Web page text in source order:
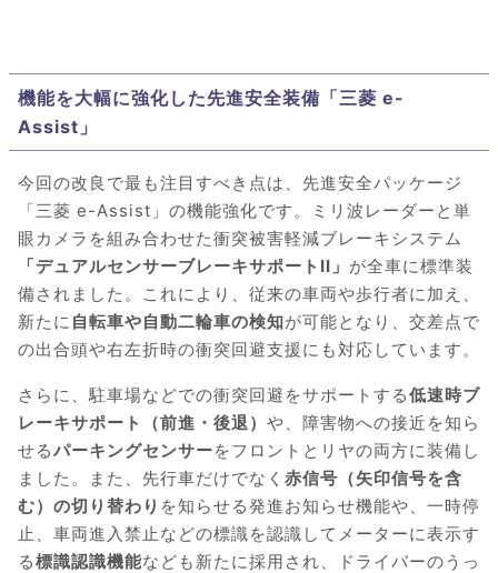
機能を大幅に強化した先進安全装備「三菱 e-
Assist」
今回の改良で最も注目すべき点は、先進安全パッケージ
「三菱 e-Assist」の機能強化です。ミリ波レーダーと単
眼カメラを組み合わせた衝突被害軽減ブレーキシステム
「デュアルセンサーブレーキサポートII」 が全車に標準装
備されました。これにより、従来の車両や歩行者に加え、
新たに 自転車や自動二輪車の検知が可能となり、交差点で
の出合頭や右左折時の衝突回避支援にも対応しています。
さらに、駐車場などでの衝突回避をサポートする低速時ブ
レーキサポート（前進・後退） や、障害物への接近を知ら
せるパーキングセンサーをフロントとリヤの両方に装備し
ました。また、先行車だけでなく 赤信号（矢印信号を含
む）の切り替わり を知らせる発進お知らせ機能や、一時停
止、車両進入禁止などの標識を認識してメーターに表示す
る標識認識機能なども新たに採用され、ドライバーのうっ